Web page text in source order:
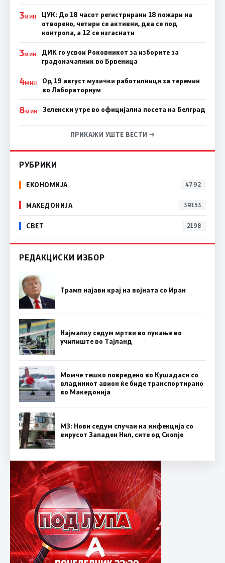
3МИН
ЦУК: До 18 часот регистрирани 18 пожари на
отворено, четири се активни, два се под
контрола, а 12 се изгаснати
3МИН
ДИК го усвои Роковникот за изборите за
градоначалник во Брвеница
4МИН
Од 19 август музички работилници за теремин
во Лабораториум
8МИН Зеленски утре во официјална посета на Белград
ПРИКАЖИ УШТЕ ВЕСТИ →
РУБРИКИ
ЕКОНОМИЈА 4792
МАКЕДОНИЈА 39153
СВЕТ 2198
РЕДАКЦИСКИ ИЗБОР
Трамп најави крај на војната со Иран
Најмалку седум мртви во пукање во
училиште во Тајланд
Момче тешко повредено во Кушадаси со
владиниот авион ќе биде транспортирано
во Македонија
МЗ: Нови седум случаи на инфекција со
вирусот Западен Нил, сите од Скопје